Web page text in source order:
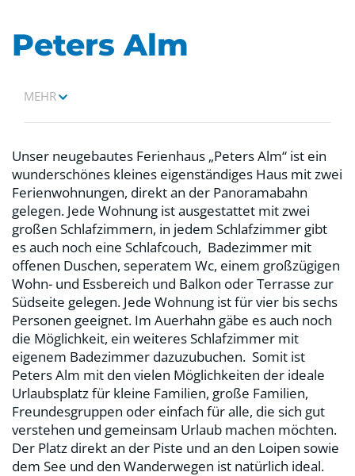
Peters Alm
MEHR
Unser neugebautes Ferienhaus „Peters Alm“ ist ein
wunderschönes kleines eigenständiges Haus mit zwei
Ferienwohnungen, direkt an der Panoramabahn
gelegen. Jede Wohnung ist ausgestattet mit zwei
großen Schlafzimmern, in jedem Schlafzimmer gibt
es auch noch eine Schlafcouch, Badezimmer mit
offenen Duschen, seperatem Wc, einem großzügigen
Wohn- und Essbereich und Balkon oder Terrasse zur
Südseite gelegen. Jede Wohnung ist für vier bis sechs
Personen geeignet. Im Auerhahn gäbe es auch noch
die Möglichkeit, ein weiteres Schlafzimmer mit
eigenem Badezimmer dazuzubuchen. Somit ist
Peters Alm mit den vielen Möglichkeiten der ideale
Urlaubsplatz für kleine Familien, große Familien,
Freundesgruppen oder einfach für alle, die sich gut
verstehen und gemeinsam Urlaub machen möchten.
Der Platz direkt an der Piste und an den Loipen sowie
dem See und den Wanderwegen ist natürlich ideal.